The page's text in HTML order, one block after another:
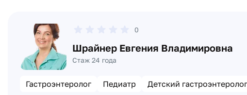
0
Шрайнер Евгения Владимировна
Стаж 24 года
Гастроэнтеролог Педиатр Детский гастроэнтеролог